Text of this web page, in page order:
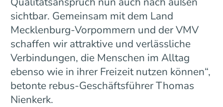
sichtbar. Gemeinsam mit dem Land
Mecklenburg-Vorpommern und der VMV
schaffen wir attraktive und verlässliche
Verbindungen, die Menschen im Alltag
ebenso wie in ihrer Freizeit nutzen können“,
betonte rebus-Geschäftsführer Thomas
Nienkerk.